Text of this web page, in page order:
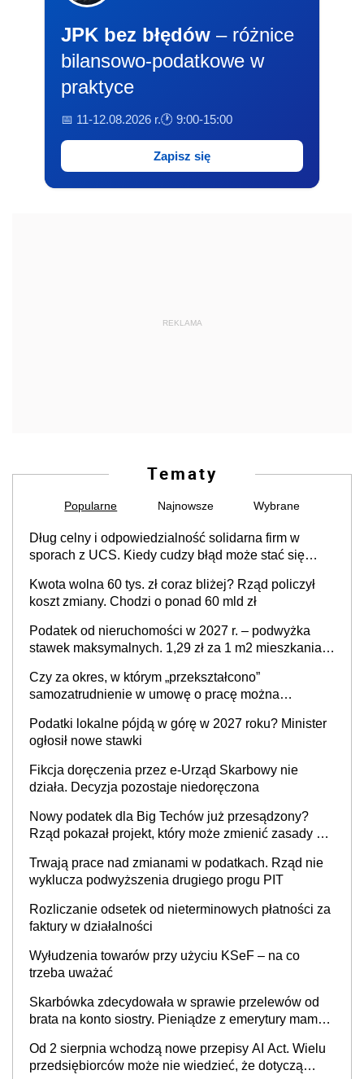
JPK bez błędów – różnice
bilansowo-podatkowe w
praktyce
📅 11-12.08.2026 r.🕐 9:00-15:00
Zapisz się
REKLAMA
Tematy
Popularne Najnowsze Wybrane
Dług celny i odpowiedzialność solidarna firm w
sporach z UCS. Kiedy cudzy błąd może stać się
Kwota wolna 60 tys. zł coraz bliżej? Rząd policzył
koszt zmiany. Chodzi o ponad 60 mld zł
Podatek od nieruchomości w 2027 r. – podwyżka
stawek maksymalnych. 1,29 zł za 1 m2 mieszkania,
prowadzeniem działalności gospodarczej
Czy za okres, w którym „przekształcono”
samozatrudnienie w umowę o pracę można
cywilnoprawnej jedynym racjonalnym wyjściem
Podatki lokalne pójdą w górę w 2027 roku? Minister
ogłosił nowe stawki
Fikcja doręczenia przez e-Urząd Skarbowy nie
działa. Decyzja pozostaje niedoręczona
Nowy podatek dla Big Techów już przesądzony?
Rząd pokazał projekt, który może zmienić zasady gry
Trwają prace nad zmianami w podatkach. Rząd nie
wyklucza podwyższenia drugiego progu PIT
Rozliczanie odsetek od nieterminowych płatności za
faktury w działalności
Wyłudzenia towarów przy użyciu KSeF – na co
trzeba uważać
Skarbówka zdecydowała w sprawie przelewów od
brata na konto siostry. Pieniądze z emerytury mamy
będzie
Od 2 sierpnia wchodzą nowe przepisy AI Act. Wielu
przedsiębiorców może nie wiedzieć, że dotyczą